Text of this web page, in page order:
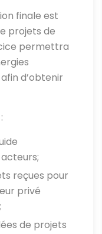
finale est
projets de
permettra
d’obtenir
reçues pour
privé
de projets